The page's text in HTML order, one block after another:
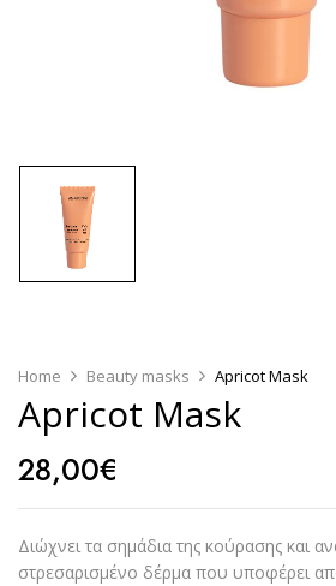
Home Beauty masks Apricot Mask
Apricot Mask
28,00€
Διώχνει τα σημάδια της κούρασης και
στρεσαρισμένο δέρμα που υποφέρει